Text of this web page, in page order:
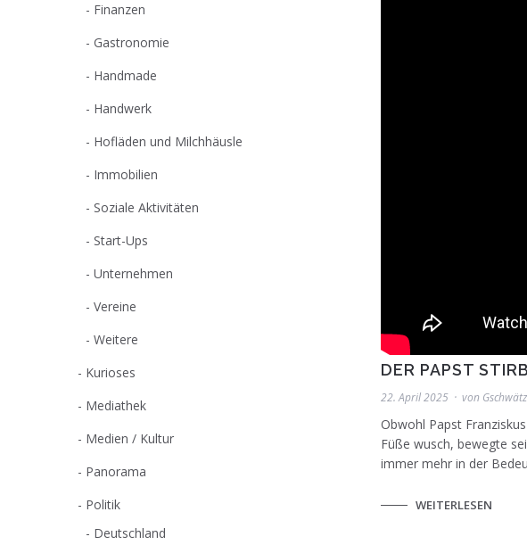
DER PAPST
22. April 2025 von Gschwätz
Obwohl Papst
Füße wusch, bewegte
immer mehr in der
WEITERLESEN
Finanzen
Gastronomie
Handmade
Handwerk
Hofläden und Milchhäusle
Immobilien
Soziale Aktivitäten
Start-Ups
Unternehmen
Vereine
Weitere
Kurioses
Mediathek
Medien / Kultur
Panorama
Politik
Deutschland